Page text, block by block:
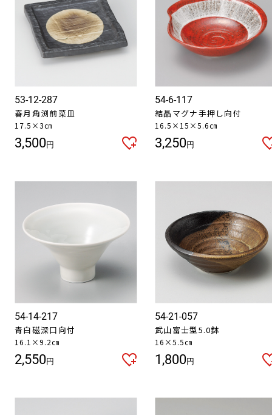
53-12-287
春月角渕前菜皿
17.5×3㎝
3,500円
54-6-117
結晶マグナ手押し向付
16.5×15×5.6㎝
3,250円
54-14-217
青白磁深口向付
16.1×9.2㎝
2,550円
54-21-057
武山富士型5.0鉢
16×5.5㎝
1,800円